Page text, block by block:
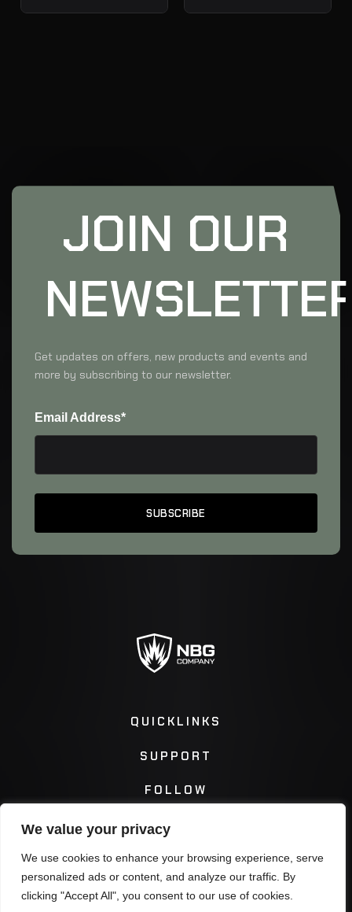
We value your privacy
We use cookies to enhance your browsing experience, serve
personalized ads or content, and analyze our traffic. By
clicking "Accept All", you consent to our use of cookies.
JOIN OUR
Get updates on offers, new products and events and
more by subscribing to our newsletter.
Email Address*
QUICKLINKS
SUPPORT
FOLLOW
Instagram